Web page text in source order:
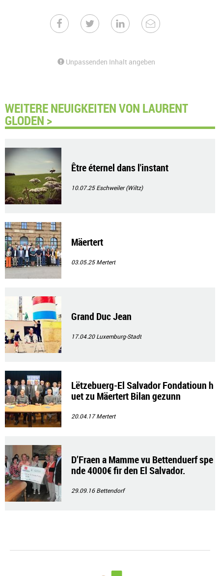
Unpassenden Inhalt angeben
WEITERE NEUIGKEITEN VON LAURENT
GLODEN >
Être éternel dans l'instant
10.07.25Eschweiler (Wiltz)
Mäertert
03.05.25Mertert
Grand Duc Jean
17.04.20Luxemburg-Stadt
Lëtzebuerg-El Salvador Fondatioun h
uet zu Mäertert Bilan gezunn
20.04.17Mertert
D’Fraen a Mamme vu Bettenduerf spe
nde 4000€ fir den El Salvador.
29.09.16Bettendorf